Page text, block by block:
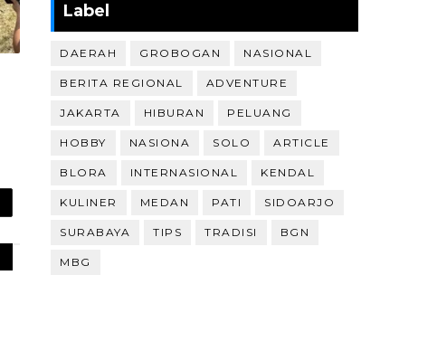
Label
DAERAH GROBOGAN NASIONAL
BERITA REGIONAL ADVENTURE
JAKARTA HIBURAN PELUANG
HOBBY NASIONA SOLO ARTICLE
BLORA INTERNASIONAL KENDAL
KULINER MEDAN PATI SIDOARJO
SURABAYA TIPS TRADISI BGN
MBG